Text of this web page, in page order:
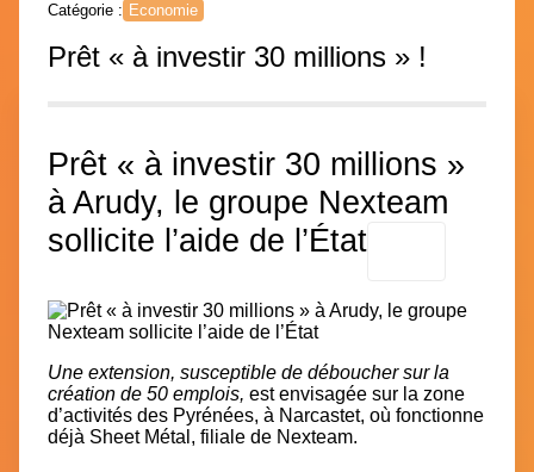
Catégorie : Economie
Prêt « à investir 30 millions » !
Prêt « à investir 30 millions »
à Arudy, le groupe Nexteam
sollicite l’aide de l’État
Une extension, susceptible de déboucher sur la
création de 50 emplois, est envisagée sur la zone
d’activités des Pyrénées, à Narcastet, où fonctionne
déjà Sheet Métal, filiale de Nexteam.